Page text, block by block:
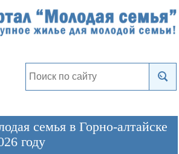
семья в Горно-алтайске
году